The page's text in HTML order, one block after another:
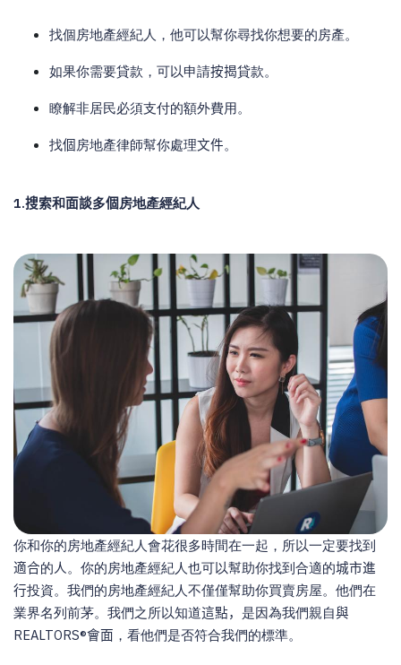
找個房地產經紀人，他可以幫你尋找你想要的房產。
如果你需要貸款，可以申請按揭貸款。
瞭解非居民必須支付的額外費用。
找個房地產律師幫你處理文件。
1.搜索和面談多個房地產經紀人
你和你的房地產經紀人會花很多時間在一起，所以一定要找到
適合的人。你的房地產經紀人也可以幫助你找到合適的城市進
行投資。我們的房地產經紀人不僅僅幫助你買賣房屋。他們在
業界名列前茅。我們之所以知道這點， 是因為我們親自與
REALTORS®會面 ，看他們是否符合我們的標準。